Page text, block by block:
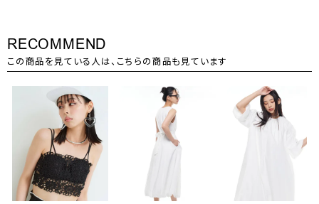
RECOMMEND
この商品を見ている人は、こちらの商品も見ています